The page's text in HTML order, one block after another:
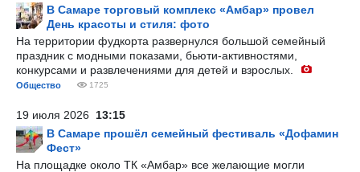
В Самаре торговый комплекс «Амбар» провел
День красоты и стиля: фото
На территории фудкорта развернулся большой семейный
праздник с модными показами, бьюти-активностями,
конкурсами и развлечениями для детей и взрослых.
Общество 1725
19 июля 2026 13:15
В Самаре прошёл семейный фестиваль «Дофамин
Фест»
На площадке около ТК «Амбар» все желающие могли